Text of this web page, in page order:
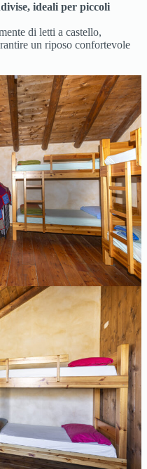
ideali per piccoli
di letti a castello,
un riposo confortevole